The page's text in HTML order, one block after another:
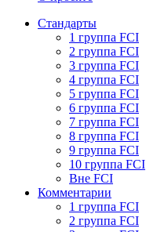
Стандарты
1 группа FCI
2 группа FCI
3 группа FCI
4 группа FCI
5 группа FCI
6 группа FCI
7 группа FCI
8 группа FCI
9 группа FCI
10 группа FCI
Вне FCI
Комментарии
1 группа FCI
2 группа FCI